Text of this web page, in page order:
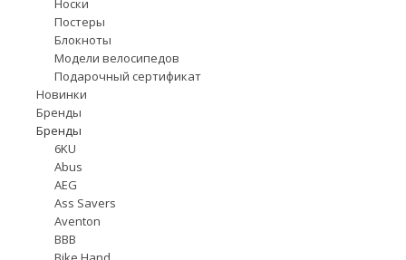
Носки
Постеры
Блокноты
Модели велосипедов
Подарочный сертификат
Новинки
Бренды
Бренды
6KU
Abus
AEG
Ass Savers
Aventon
BBB